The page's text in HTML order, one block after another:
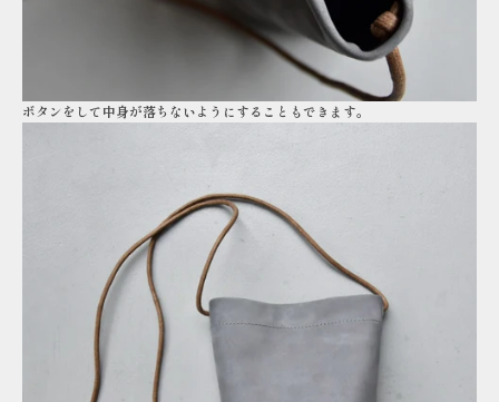
ボタンをして中身が落ちないようにすることもできます。